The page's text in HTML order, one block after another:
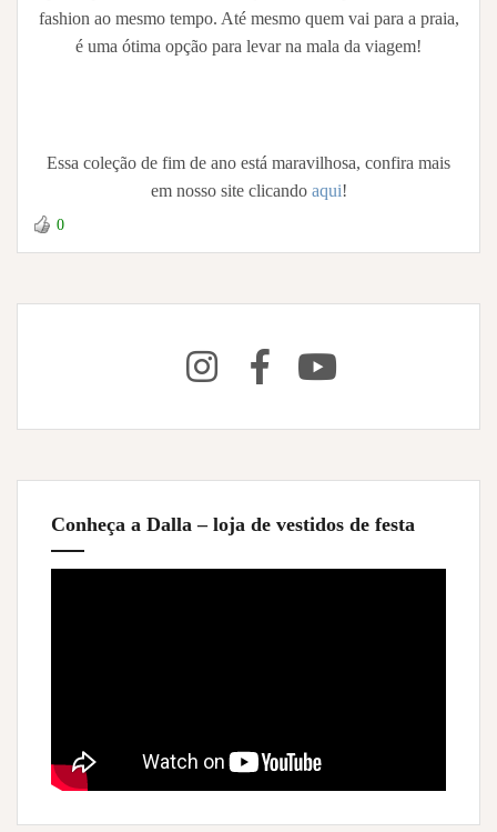
fashion ao mesmo tempo. Até mesmo quem vai para a praia,
é uma ótima opção para levar na mala da viagem!
Essa coleção de fim de ano está maravilhosa, confira mais
em nosso site clicando aqui!
0
Conheça a Dalla – loja de vestidos de festa